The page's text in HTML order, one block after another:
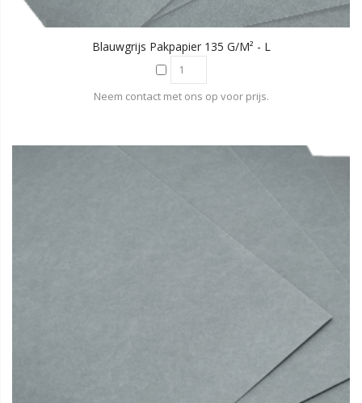
Blauwgrijs Pakpapier 135 G/m² - L
Neem contact met ons op voor prijs.